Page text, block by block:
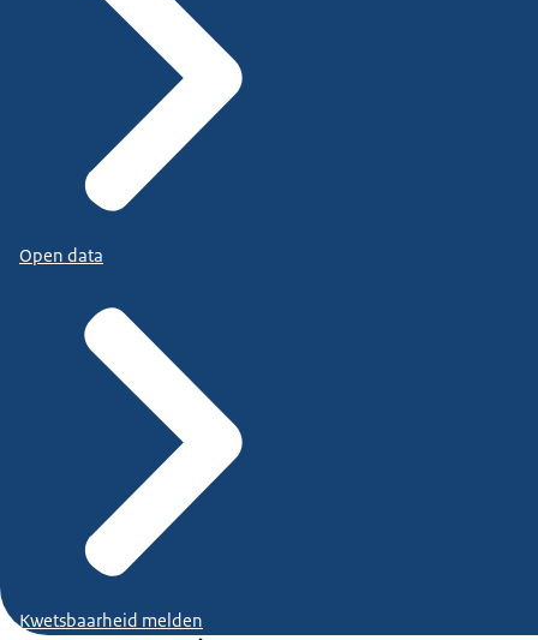
Open data
Kwetsbaarheid melden